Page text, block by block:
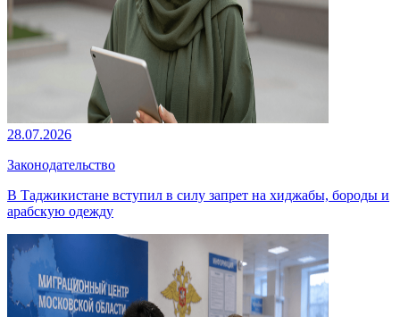
28.07.2026
Законодательство
В Таджикистане вступил в силу запрет на хиджабы, бороды и
арабскую одежду